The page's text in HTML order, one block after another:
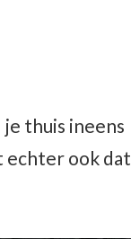
thuis ineens
echter ook dat